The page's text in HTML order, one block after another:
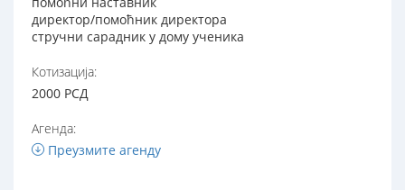
директор/помоћник директора
стручни сарадник у дому ученика
Котизација:
2000 РСД
Агенда:
Преузмите агенду